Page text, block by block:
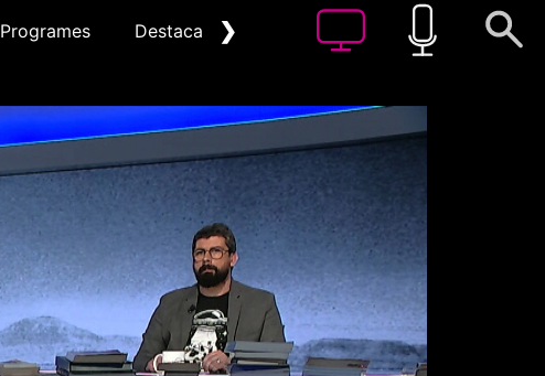
Programes Destacat ❯